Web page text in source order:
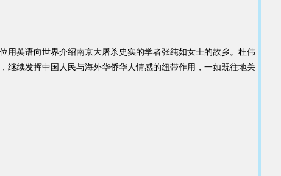
用英语向世界介绍南京大屠杀史实的学者张纯如女士的故乡。杜伟
继续发挥中国人民与海外华侨华人情感的纽带作用，一如既往地关